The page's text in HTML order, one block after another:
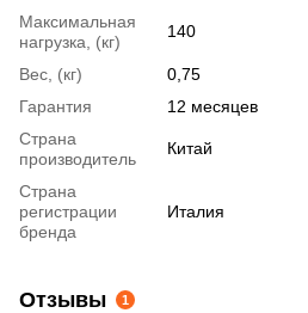
Максимальная
нагрузка, (кг)
140
Вес, (кг)
0,75
Гарантия
12 месяцев
Страна
производитель
Китай
Страна
регистрации
бренда
Италия
Отзывы 1